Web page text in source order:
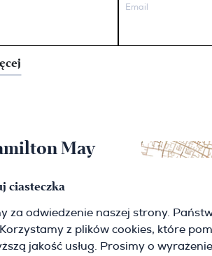
Email
May
Warszawa
22 428 16 15
ciasteczka
za odwiedzenie naszej strony.
z plików cookies, które
jakość usług. Prosimy o